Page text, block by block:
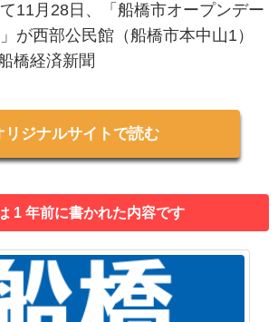
11月28日、「船橋市オープンデー
が西部公民館（船橋市本中山1）
橋経済新聞
リジナルサイトで読む
1 年前に書かれた内容です